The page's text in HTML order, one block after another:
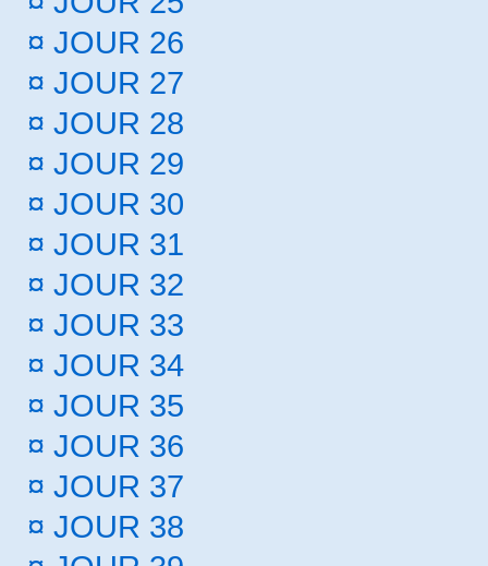
¤ JOUR 26
¤ JOUR 27
¤ JOUR 28
¤ JOUR 29
¤ JOUR 30
¤ JOUR 31
¤ JOUR 32
¤ JOUR 33
¤ JOUR 34
¤ JOUR 35
¤ JOUR 36
¤ JOUR 37
¤ JOUR 38